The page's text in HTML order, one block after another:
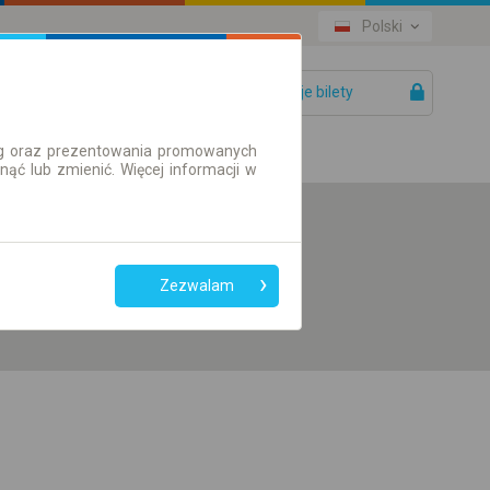
Polski
Twoje bilety
przesiadek
Tylko bilet online
oraz prezentowania promowanych
lub zmienić. Więcej informacji w
Zezwalam